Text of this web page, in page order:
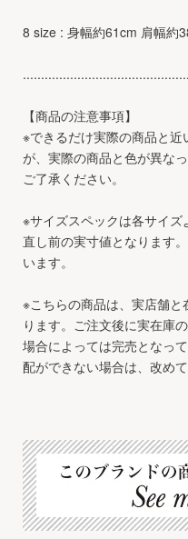
8 size : 身幅約61cm 肩幅約
【商品の注意事項】
※できるだけ実際の商品と
が、実際の商品と色が異な
ご了承ください。
※サイズスペックは各サイ
直し前の実寸値となります
います。
※こちらの商品は、実店舗
ります。ご注文後に実在庫
場合によっては完売となっ
配ができない場合は、改め